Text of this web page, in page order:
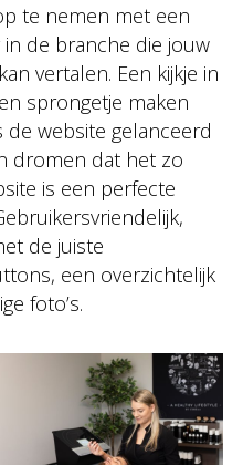
te nemen met een
de branche die jouw
vertalen. Een kijkje in
sprongetje maken
website gelanceerd
dromen dat het zo
is een perfecte
de juiste
een overzichtelijk
foto’s.